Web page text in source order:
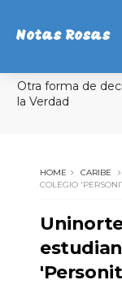
Notas Rosas
Otra forma de
la Verdad
HOME CARIBE
COLEGIO